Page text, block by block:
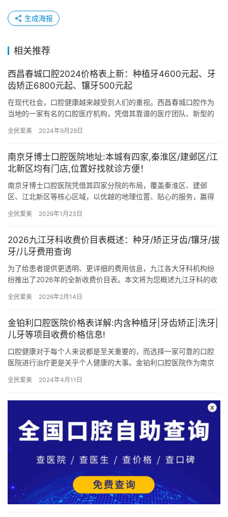
生成海报
相关推荐
西昌春城口腔2024价格表上新：种植牙4600元起、牙
齿矫正6800元起、镶牙500元起
在现代社会，口腔健康越来越受到人们的重视。西昌春城口腔作为
当地的一家有名的口腔医疗机构，凭借其靠谱的医疗团队、新型的
地了解…
全民爱美 2024年9月29日
南京牙博士口腔医院地址:本城有四家,秦淮区/建邺区/江
北新区均有门店,位置好找就诊方便！
南京牙博士口腔医院凭借其四家分院的布局，覆盖秦淮区、建邺
区、江北新区等核心区域，以优越的地理位置、贴心的服务，赢得
腔医…
全民爱美 2026年1月23日
2026九江牙科收费价目表概述：种牙/矫正牙齿/镶牙/拔
牙/儿牙费用查询
为了给患者提供更透明、更详细的费用信息，九江各大牙科机构纷
纷推出了2026年的全新收费价目表。本文将为您概述九江牙科的收
费…
全民爱美 2026年2月14日
金铂利口腔医院价格表详解:内含种植牙|牙齿矫正|洗牙|
儿牙等项目收费价格信息!
口腔健康对于每个人来说都是至关重要的，而选择一家可靠的口腔
医院进行治疗更是关乎个人健康的大事。金铂利口腔医院作为南京
务。本文…
全民爱美 2024年4月11日